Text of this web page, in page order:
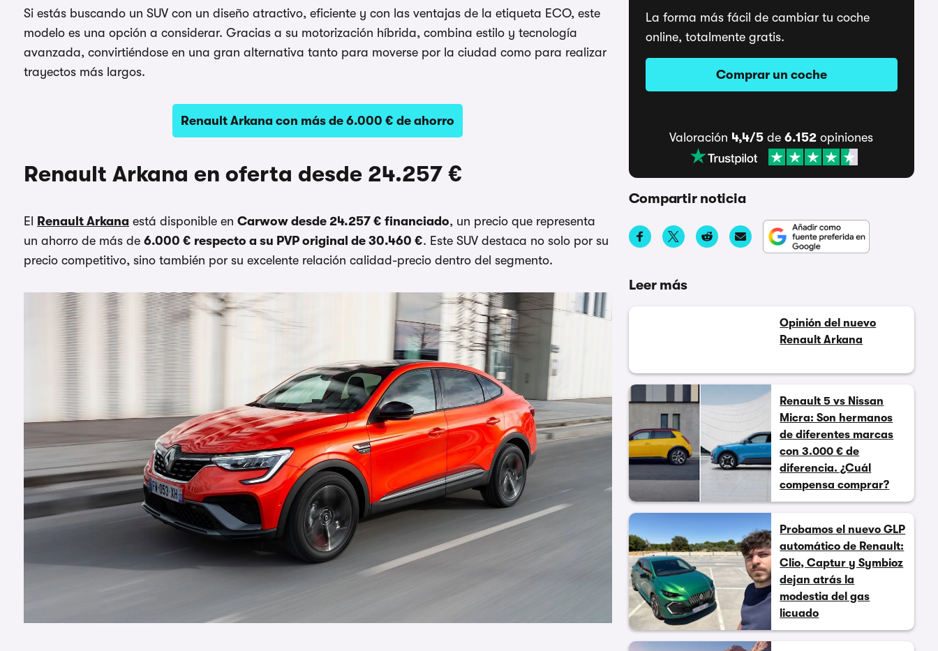
Si estás buscando un SUV con un diseño atractivo, eficiente y con las ventajas de la etiqueta ECO, este
modelo es una opción a considerar. Gracias a su motorización híbrida, combina estilo y tecnología
avanzada, convirtiéndose en una gran alternativa tanto para moverse por la ciudad como para realizar
trayectos más largos.
Renault Arkana con más de 6.000 € de ahorro
Renault Arkana en oferta desde 24.257 €
El Renault Arkana está disponible en Carwow desde 24.257 € financiado, un precio que representa
un ahorro de más de 6.000 € respecto a su PVP original de 30.460 €. Este SUV destaca no solo por su
precio competitivo, sino también por su excelente relación calidad-precio dentro del segmento.
La forma más fácil de cambiar tu coche
online, totalmente gratis.
Comprar un coche
Valoración 4,4/5 de6.152 opiniones
Compartir noticia
Leer más
Opinión del nuevo
Renault Arkana
Renault 5 vs Nissan
Micra: Son hermanos
de diferentes marcas
con 3.000 € de
diferencia. ¿Cuál
compensa comprar?
Probamos el nuevo GLP
automático de Renault:
Clio, Captur y Symbioz
dejan atrás la
modestia del gas
licuado